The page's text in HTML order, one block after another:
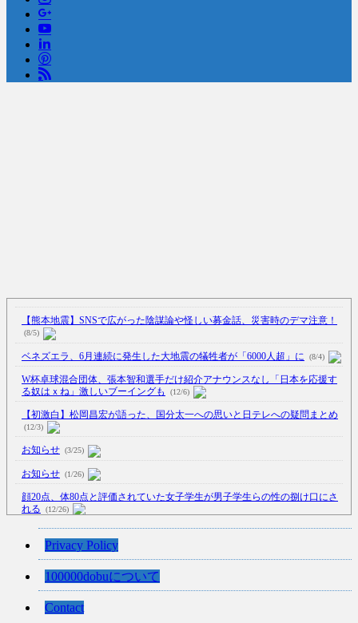
Powered by livedoor 相互RSS
【熊本地震】SNSで広がった陰謀論や怪しい募金話、災害時のデマ注意！
(8/5)
ベネズエラ、6月連続に発生した大地震の犠牲者が「6000人超」に (8/4)
W杯卓球混合団体、張本智和選手だけ紹介アナウンスなし「日本を応援す
る奴はｘね」激しいブーイングも
(12/6)
【初激白】松岡昌宏が語った、国分太一への思いと日テレへの疑問まとめ
(12/3)
お知らせ (3/25)
お知らせ (1/26)
顔20点、体80点と評価されていた女子学生が男子学生らの性の捌け口にさ
れる
(12/26)
【中国】処理水の問題化狙うも不発？ASEAN関連会合で賛同広がらず
(7/13)
【韓国】54.1％「IAEA報告書を信用しない」
Privacy Policy
100000dobuについて
Contact